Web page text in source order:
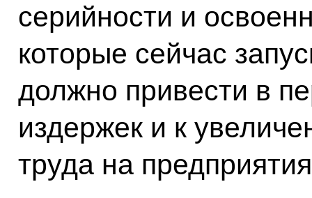
серийности и
которые сейчас
должно привести в
издержек и к
труда на